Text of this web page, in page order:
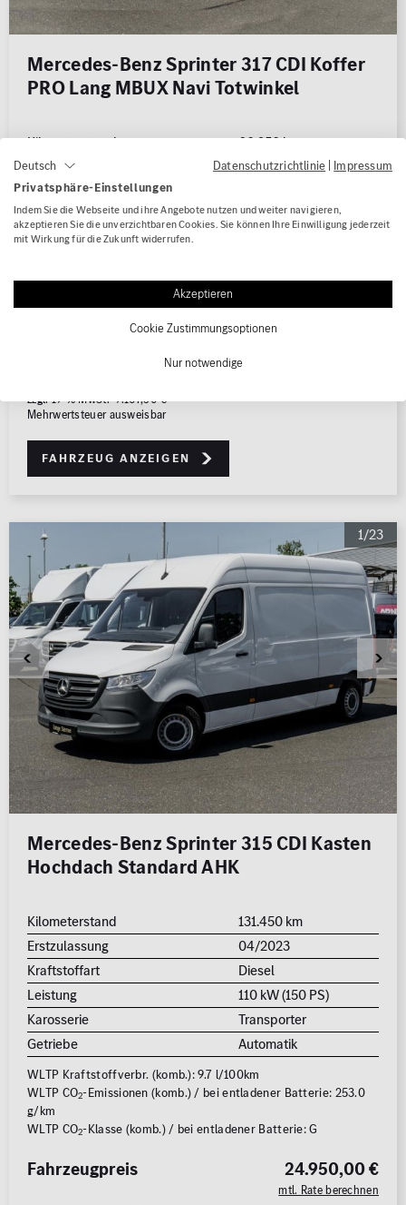
Mercedes-Benz Sprinter 317 CDI Koffer
PRO Lang MBUX Navi Totwinkel
Kilometerstand
60.250 km
Erstzulassung
07/2025
Kraftstoffart
Leistung
125 kW (170 PS)
Karosserie
NEFZ Kraftstoffverbr. (komb.): -
NEFZ CO -Emissionen (komb.): -
zzgl. 19 % MwSt. 9.167,50 €
Mehrwertsteuer ausweisbar
Fahrzeug anzeigen
1/23
Mercedes-Benz Sprinter 315 CDI Kasten
Hochdach Standard AHK
Kilometerstand
131.450 km
Erstzulassung
04/2023
Kraftstoffart
Diesel
Leistung
110 kW (150 PS)
Karosserie
Transporter
Getriebe
Automatik
WLTP Kraftstoffverbr. (komb.): 9.7 l/100km
WLTP CO2-Emissionen (komb.) / bei entladener Batterie: 253.0
g/km
WLTP CO2-Klasse (komb.) / bei entladener Batterie: G
24.950,00 €
mtl. Rate berechnen
Fahrzeugpreis
Deutsch Datenschutzrichtlinie | Impressum
Privatsphäre-Einstellungen
Indem Sie die Webseite und ihre Angebote nutzen und weiter navigieren,
akzeptieren Sie die unverzichtbaren Cookies. Sie können Ihre Einwilligung jederzeit
mit Wirkung für die Zukunft widerrufen.
Akzeptieren
Cookie Zustimmungsoptionen
Nur notwendige